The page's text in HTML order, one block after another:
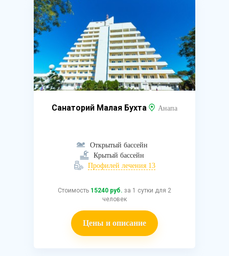
Санаторий Малая Бухта Анапа
Открытый бассейн
Крытый бассейн
Профилей лечения 13
Стоимость 15240 руб. за 1 сутки для 2
человек
Цены и описание